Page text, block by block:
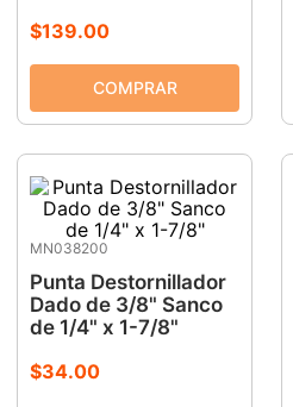
$139.00
MN038200
Punta Destornillador
Dado de 3/8" Sanco
de 1/4" x 1-7/8"
$34.00